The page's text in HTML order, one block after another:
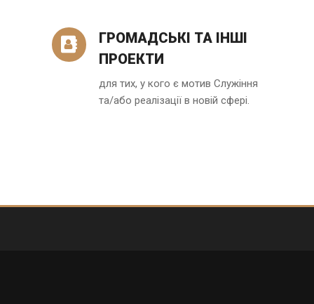
ГРОМАДСЬКІ ТА ІНШІ
ПРОЕКТИ
для тих, у кого є мотив Служіння
та/або реалізації в новій сфері.